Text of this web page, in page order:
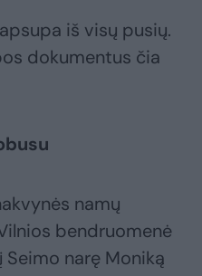
iš visų pusių.
dokumentus čia
namų
bendruomenė
narę Moniką